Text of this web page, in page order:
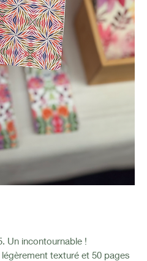
Un incontournable !
texturé et 50 pages